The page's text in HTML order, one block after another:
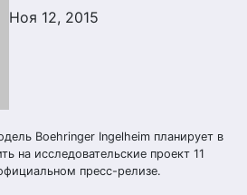
Ноя 12, 2015
Boehringer Ingelheim планирует в
на исследовательские проект 11
пресс-релизе.